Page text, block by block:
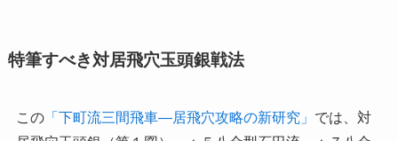
特筆すべき対居飛穴玉頭銀戦法
この「下町流三間飛車―居飛穴攻略の新研究」 では、対